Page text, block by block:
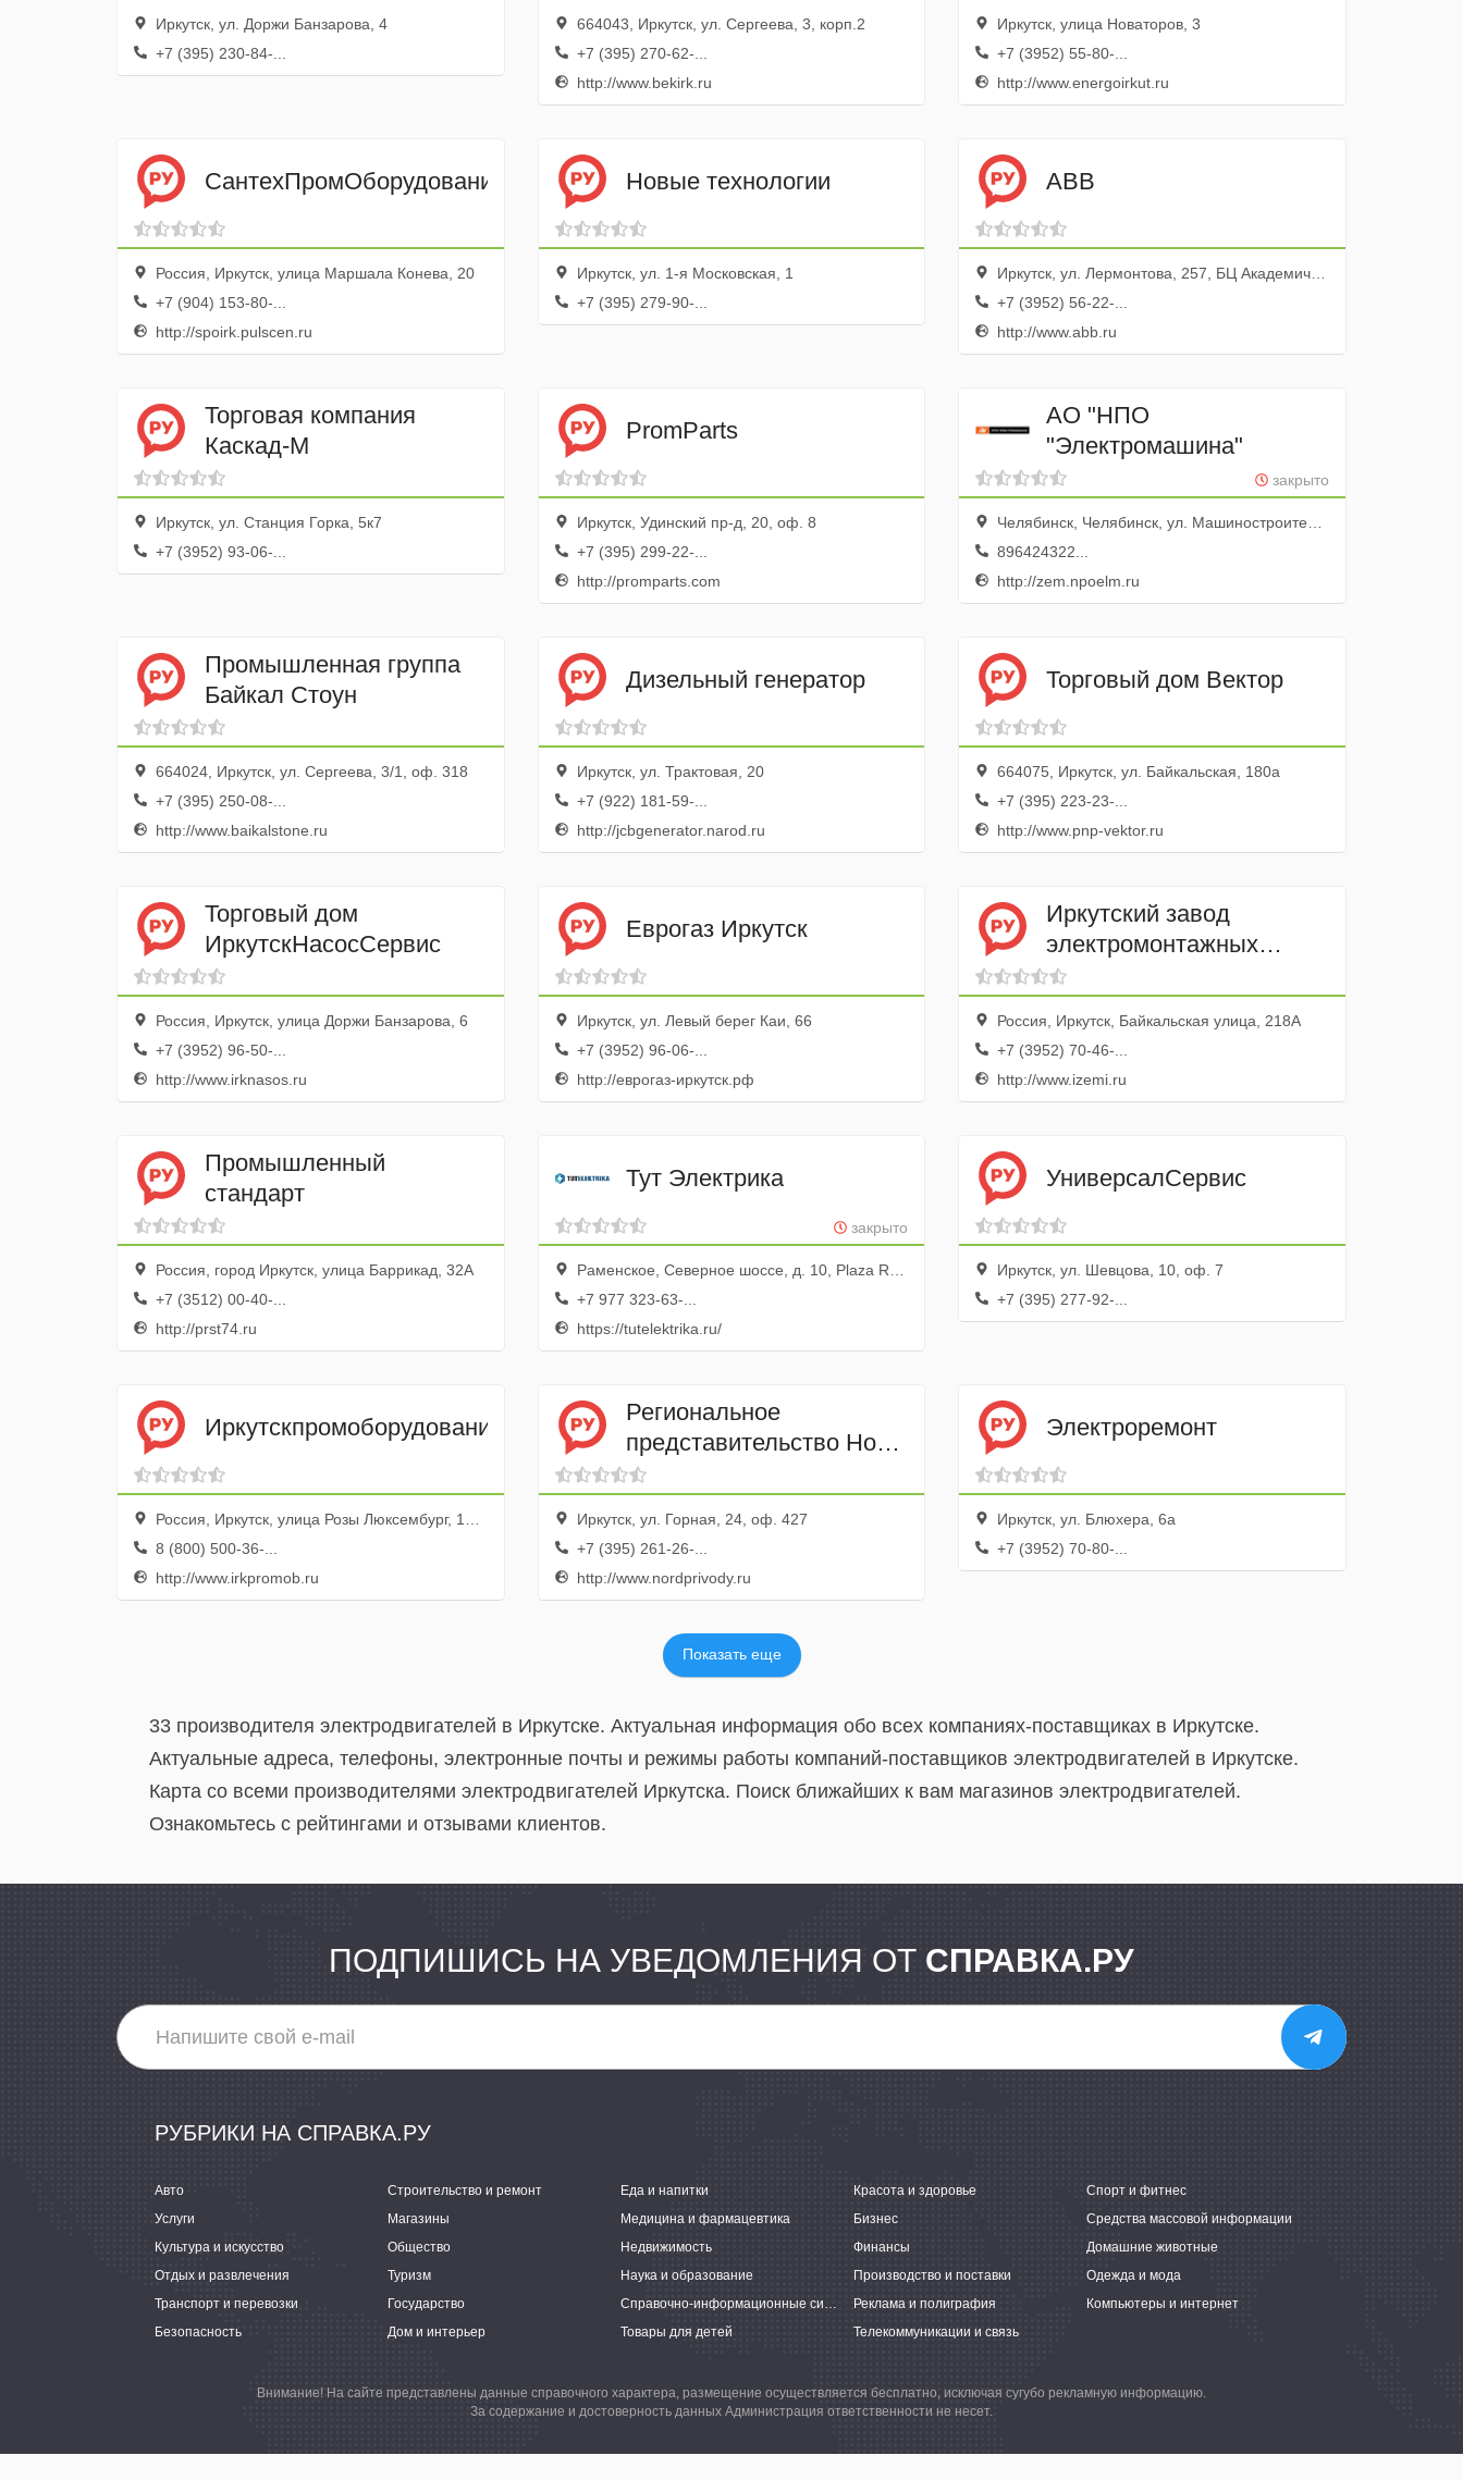
Иркутск, ул. Доржи Банзарова, 4
+7 (395) 230-84-...
664043, Иркутск, ул. Сергеева, 3, корп.2
+7 (395) 270-62-...
http://www.bekirk.ru
Иркутск, улица Новаторов, 3
+7 (3952) 55-80-...
http://www.energoirkut.ru
СантехПромОборудование
Россия, Иркутск, улица Маршала Конева, 20
+7 (904) 153-80-...
http://spoirk.pulscen.ru
Новые технологии
Иркутск, ул. 1-я Московская, 1
+7 (395) 279-90-...
ABB
Иркутск, ул. Лермонтова, 257, БЦ Академический, оф. 315
+7 (3952) 56-22-...
http://www.abb.ru
Торговая компания
Каскад-М
Иркутск, ул. Станция Горка, 5к7
+7 (3952) 93-06-...
PromParts
Иркутск, Удинский пр-д, 20, оф. 8
+7 (395) 299-22-...
http://promparts.com
АО "НПО
"Электромашина"
закрыто
Челябинск, Челябинск, ул. Машиностроителей д. 7
896424322...
http://zem.npoelm.ru
Промышленная группа
Байкал Стоун
664024, Иркутск, ул. Сергеева, 3/1, оф. 318
+7 (395) 250-08-...
http://www.baikalstone.ru
Дизельный генератор
Иркутск, ул. Трактовая, 20
+7 (922) 181-59-...
http://jcbgenerator.narod.ru
Торговый дом Вектор
664075, Иркутск, ул. Байкальская, 180а
+7 (395) 223-23-...
http://www.pnp-vektor.ru
Торговый дом
ИркутскНасосСервис
Россия, Иркутск, улица Доржи Банзарова, 6
+7 (3952) 96-50-...
http://www.irknasos.ru
Еврогаз Иркутск
Иркутск, ул. Левый берег Каи, 66
+7 (3952) 96-06-...
http://еврогаз-иркутск.рф
Иркутский завод
электромонтажных
изделий
Россия, Иркутск, Байкальская улица, 218А
+7 (3952) 70-46-...
http://www.izemi.ru
Промышленный
стандарт
Россия, город Иркутск, улица Баррикад, 32А
+7 (3512) 00-40-...
http://prst74.ru
Тут Электрика
закрыто
Раменское, Северное шоссе, д. 10, Plaza Ramstars
+7 977 323-63-...
https://tutelektrika.ru/
УниверсалСервис
Иркутск, ул. Шевцова, 10, оф. 7
+7 (395) 277-92-...
Иркутскпромоборудование
Россия, Иркутск, улица Розы Люксембург, 184, оф. 200
8 (800) 500-36-...
http://www.irkpromob.ru
Региональное
представительство Норд
Приводы
Иркутск, ул. Горная, 24, оф. 427
+7 (395) 261-26-...
http://www.nordprivody.ru
Электроремонт
Иркутск, ул. Блюхера, 6а
+7 (3952) 70-80-...
Показать еще
33 производителя электродвигателей в Иркутске. Актуальная информация обо всех компаниях-поставщиках в Иркутске.
Актуальные адреса, телефоны, электронные почты и режимы работы компаний-поставщиков электродвигателей в Иркутске.
Карта со всеми производителями электродвигателей Иркутска. Поиск ближайших к вам магазинов электродвигателей.
Ознакомьтесь с рейтингами и отзывами клиентов.
ПОДПИШИСЬ НА УВЕДОМЛЕНИЯ ОТ СПРАВКА.РУ
РУБРИКИ НА СПРАВКА.РУ
Авто Строительство и ремонт Еда и напитки Красота и здоровье
Спорт и фитнес
Услуги
Магазины Медицина и фармацевтика Бизнес
Средства массовой информации
Культура и искусство
Общество Недвижимость Финансы
Домашние животные
Отдых и развлечения
Туризм Наука и образование Производство и поставки
Одежда и мода
Транспорт и перевозки
Государство Справочно-информационные системы Реклама и полиграфия
Компьютеры и интернет
Безопасность
Дом и интерьер Товары для детей Телекоммуникации и связь
Внимание! На сайте представлены данные справочного характера, размещение осуществляется бесплатно, исключая сугубо рекламную информацию.
За содержание и достоверность данных Администрация ответственности не несет.